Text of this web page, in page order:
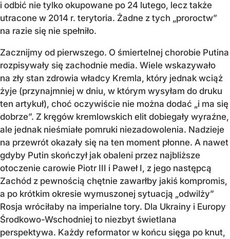
i odbić nie tylko okupowane po 24 lutego, lecz także
utracone w 2014 r. terytoria. Żadne z tych „proroctw”
na razie się nie spełniło.
Zacznijmy od pierwszego. O śmiertelnej chorobie Putina
rozpisywały się zachodnie media. Wiele wskazywało
na zły stan zdrowia władcy Kremla, który jednak wciąż
żyje (przynajmniej w dniu, w którym wysyłam do druku
ten artykuł), choć oczywiście nie można dodać „i ma się
dobrze”. Z kręgów kremlowskich elit dobiegały wyraźne,
ale jednak nieśmiałe pomruki niezadowolenia. Nadzieje
na przewrót okazały się na ten moment płonne. A nawet
gdyby Putin skończył jak obaleni przez najbliższe
otoczenie carowie Piotr III i Paweł I, z jego następcą
Zachód z pewnością chętnie zawarłby jakiś kompromis,
a po krótkim okresie wymuszonej sytuacją „odwilży”
Rosja wróciłaby na imperialne tory. Dla Ukrainy i Europy
Środkowo-Wschodniej to niezbyt świetlana
perspektywa. Każdy reformator w końcu sięga po knut,